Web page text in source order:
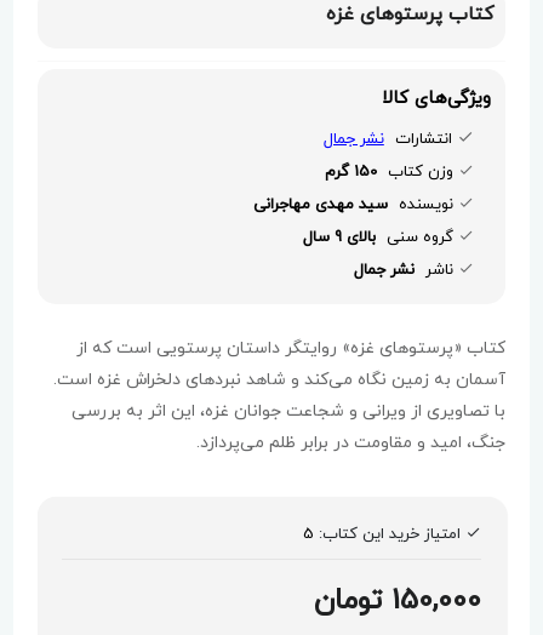
کتاب پرستوهای غزه
ویژگی‌های کالا
انتشارات نشر جمال
وزن کتاب 150 گرم
نویسنده سید مهدی مهاجرانی
گروه سنی بالای 9 سال
ناشر نشر جمال
کتاب «پرستوهای غزه» روایتگر داستان پرستویی است که از
آسمان به زمین نگاه می‌کند و شاهد نبردهای دلخراش غزه است.
با تصاویری از ویرانی و شجاعت جوانان غزه، این اثر به بررسی
جنگ، امید و مقاومت در برابر ظلم می‌پردازد.
امتیاز خرید این کتاب: 5
150,000 تومان